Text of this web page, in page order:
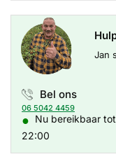
Jan
Bel ons
06 5042 4459
● Nu bereikbaar tot
22:00